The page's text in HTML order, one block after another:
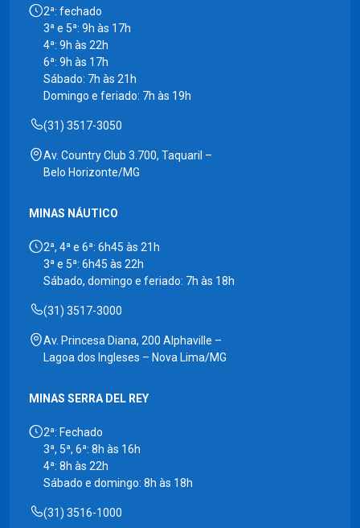
2ª: fechado
3ª e 5ª: 9h às 17h
4ª: 9h às 22h
6ª: 9h às 17h
Sábado: 7h às 21h
Domingo e feriado: 7h às 19h
(31) 3517-3050
Av. Country Club 3.700, Taquaril –
Belo Horizonte/MG
MINAS NÁUTICO
2ª, 4ª e 6ª: 6h45 às 21h
3ª e 5ª: 6h45 às 22h
Sábado, domingo e feriado: 7h às 18h
(31) 3517-3000
Av. Princesa Diana, 200 Alphaville –
Lagoa dos Ingleses – Nova Lima/MG
MINAS SERRA DEL REY
2ª: Fechado
3ª, 5ª, 6ª: 8h às 16h
4ª: 8h às 22h
Sábado e domingo: 8h às 18h
(31) 3516-1000